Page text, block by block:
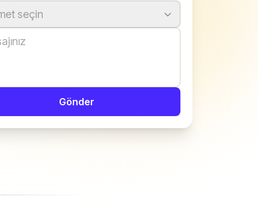
seçin
Gönder